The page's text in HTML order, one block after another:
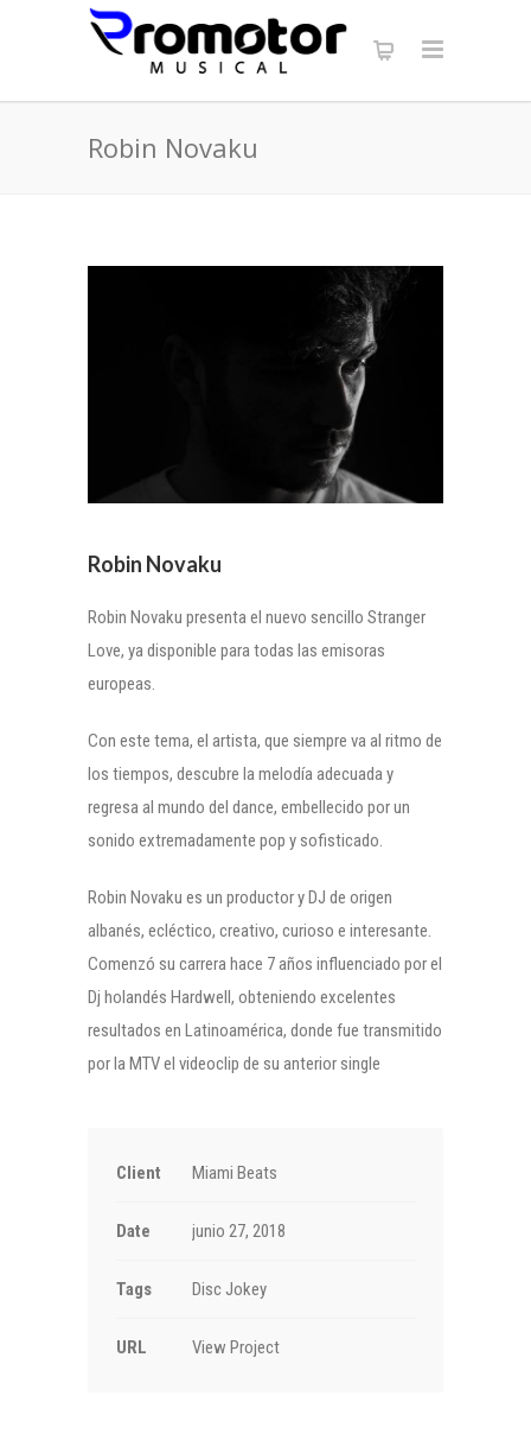
Robin Novaku
Robin Novaku
Robin Novaku presenta el nuevo sencillo Stranger
Love, ya disponible para todas las emisoras
europeas.
Con este tema, el artista, que siempre va al ritmo de
los tiempos, descubre la melodía adecuada y
regresa al mundo del dance, embellecido por un
sonido extremadamente pop y sofisticado.
Robin Novaku es un productor y DJ de origen
albanés, ecléctico, creativo, curioso e interesante.
Comenzó su carrera hace 7 años influenciado por el
Dj holandés Hardwell, obteniendo excelentes
resultados en Latinoamérica, donde fue transmitido
por la MTV el videoclip de su anterior single
Client Miami Beats
Date junio 27, 2018
Tags Disc Jokey
URL View Project